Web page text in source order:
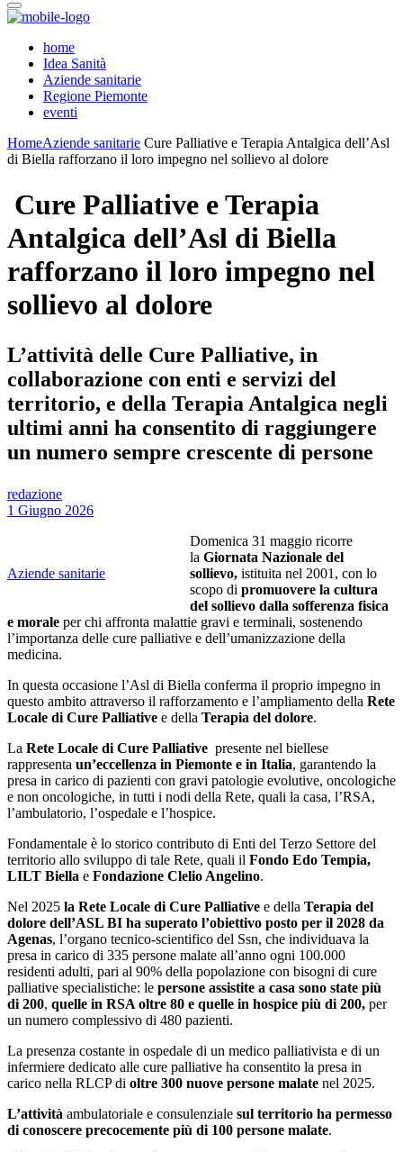
home
Idea Sanità
Aziende sanitarie
Regione Piemonte
eventi
HomeAziende sanitarie Cure Palliative e Terapia Antalgica dell’Asl
di Biella rafforzano il loro impegno nel sollievo al dolore
Cure Palliative e Terapia
Antalgica dell’Asl di Biella
rafforzano il loro impegno nel
sollievo al dolore
L’attività delle Cure Palliative, in
collaborazione con enti e servizi del
territorio, e della Terapia Antalgica negli
ultimi anni ha consentito di raggiungere
un numero sempre crescente di persone
redazione
1 Giugno 2026
Aziende sanitarie
Domenica 31 maggio ricorre
la Giornata Nazionale del
sollievo,istituita nel 2001, con lo
scopo di promuovere la cultura
del sollievo dalla sofferenza fisica
e morale per chi affronta malattie gravi e terminali, sostenendo
l’importanza delle cure palliative e dell’umanizzazione della
medicina.
In questa occasione l’Asl di Biella conferma il proprio impegno in
questo ambito attraverso il rafforzamento e l’ampliamento della Rete
Locale di Cure Palliative e della Terapia del dolore.
La Rete Locale di Cure Palliative presente nel biellese
rappresenta un’eccellenza in Piemonte e in Italia, garantendo la
presa in carico di pazienti con gravi patologie evolutive, oncologiche
e non oncologiche, in tutti i nodi della Rete, quali la casa, l’RSA,
l’ambulatorio, l’ospedale e l’hospice.
Fondamentale è lo storico contributo di Enti del Terzo Settore del
territorio allo sviluppo di tale Rete, quali il Fondo Edo Tempia,
LILT Biella e Fondazione Clelio Angelino.
Nel 2025 la Rete Locale di Cure Palliative e della Terapia del
dolore dell’ASL BI ha superato l’obiettivo posto per il 2028 da
Agenas, l’organo tecnico-scientifico del Ssn, che individuava la
presa in carico di 335 persone malate all’anno ogni 100.000
residenti adulti, pari al 90% della popolazione con bisogni di cure
palliative specialistiche: le persone assistite a casa sono state più
di 200, quelle in RSA oltre 80 e quelle in hospice più di 200, per
un numero complessivo di 480 pazienti.
La presenza costante in ospedale di un medico palliativista e di un
infermiere dedicato alle cure palliative ha consentito la presa in
carico nella RLCP di oltre 300 nuove persone malate nel 2025.
L’attività ambulatoriale e consulenziale sul territorio ha permesso
di conoscere precocemente più di 100 persone malate.